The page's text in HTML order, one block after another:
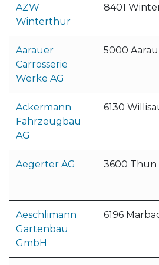
AZW
Winterthur
8401
Aarauer
Carrosserie
Werke AG
5000 Aarau
Ackermann
Fahrzeugbau
AG
6130
Aegerter AG 3600 Thun
Aeschlimann
Gartenbau
GmbH
6196